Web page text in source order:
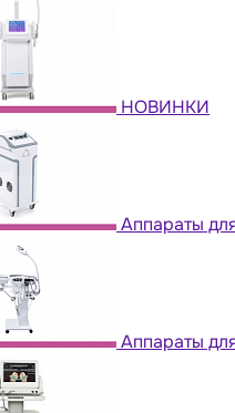
НОВИНКИ
Аппараты
Аппараты